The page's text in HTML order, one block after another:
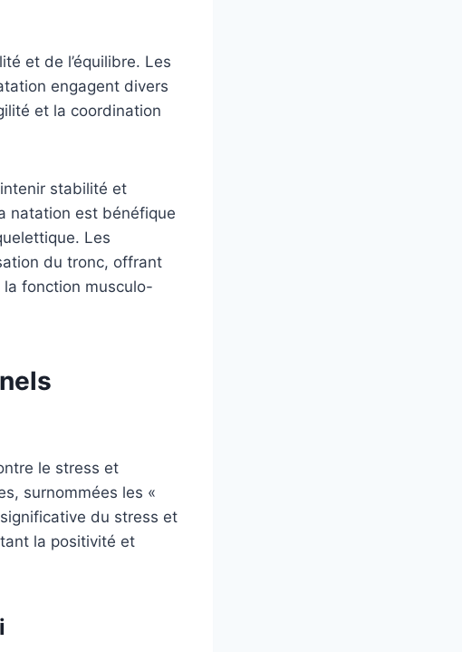
et de l’équilibre. Les
engagent divers
et la coordination
stabilité et
natation est bénéfique
Les
du tronc, offrant
fonction musculo-
le stress et
surnommées les «
du stress et
la positivité et